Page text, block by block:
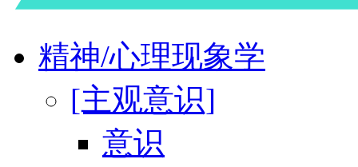
精神/心理现象学
[主观意识]
意识